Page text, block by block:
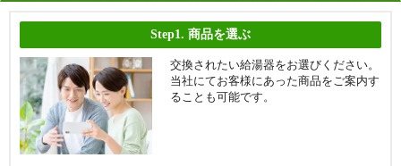
Step1. 商品を選ぶ
交換されたい給湯器をお選びください。
当社にてお客様にあった商品をご案内す
ることも可能です。